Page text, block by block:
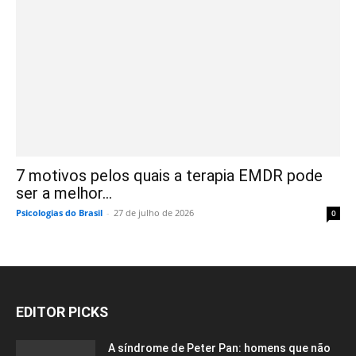
7 motivos pelos quais a terapia EMDR pode
ser a melhor...
Psicologias do Brasil - 27 de julho de 2026 0
EDITOR PICKS
A síndrome de Peter Pan: homens que não